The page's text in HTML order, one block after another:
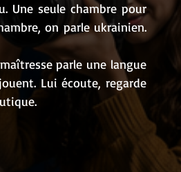
Une seule chambre pour
on parle ukrainien.
parle une langue
Lui écoute, regarde